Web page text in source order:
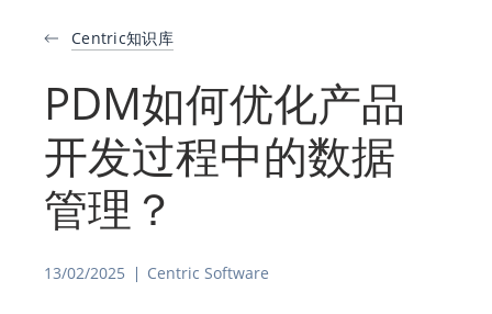
Centric知识库
PDM如何优化产品
开发过程中的数据
管理？
13/02/2025 Centric Software